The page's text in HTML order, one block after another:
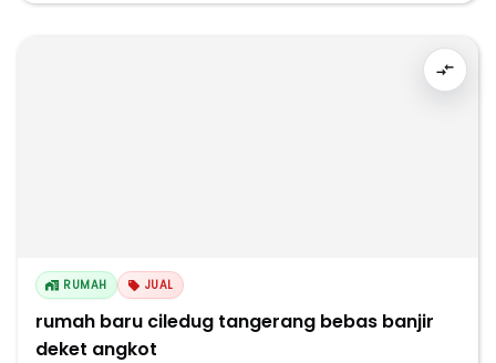
RUMAH JUAL
rumah baru ciledug tangerang bebas banjir
deket angkot